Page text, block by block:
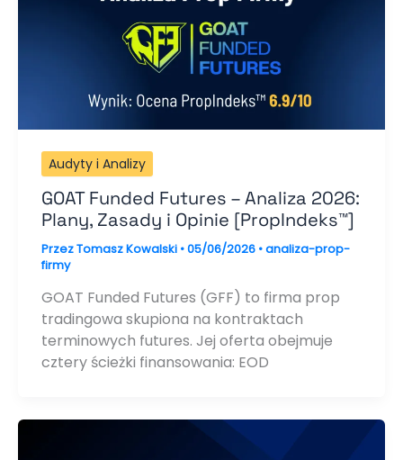
Audyty i Analizy
GOAT Funded Futures – Analiza 2026:
Plany, Zasady i Opinie [PropIndeks™]
PrzezTomasz Kowalski •05/06/2026 •analiza-prop-
firmy
GOAT Funded Futures (GFF) to firma prop
tradingowa skupiona na kontraktach
terminowych futures. Jej oferta obejmuje
cztery ścieżki finansowania: EOD